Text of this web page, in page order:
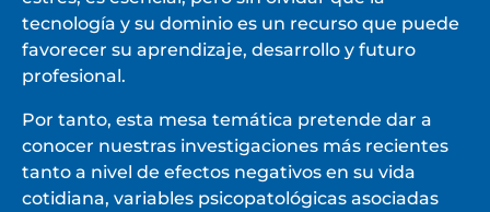
tecnología y su dominio es un recurso que puede
favorecer su aprendizaje, desarrollo y futuro
profesional.
Por tanto, esta mesa temática pretende dar a
conocer nuestras investigaciones más recientes
tanto a nivel de efectos negativos en su vida
cotidiana, variables psicopatológicas asociadas